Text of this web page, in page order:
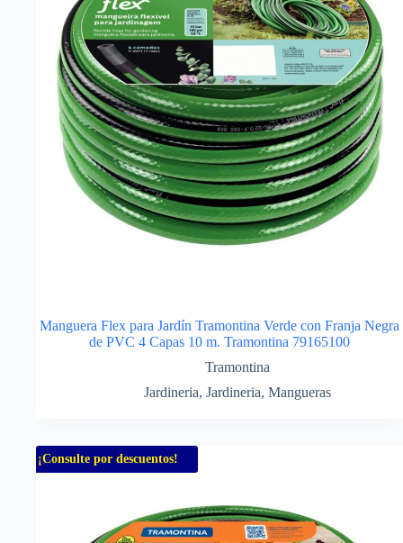
Manguera Flex para Jardín Tramontina Verde con Franja Negra
de PVC 4 Capas 10 m. Tramontina 79165100
Tramontina
Jardineria, Jardineria, Mangueras
¡Consulte por descuentos!